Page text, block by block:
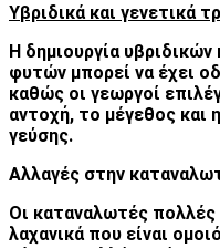
Υβριδικά και γενετικά
Η δημιουργία
φυτών μπορεί να έχει
καθώς οι γεωργοί
αντοχή, το μέγεθος και
γεύσης.
Αλλαγές στην
Οι καταναλωτές
λαχανικά που είναι